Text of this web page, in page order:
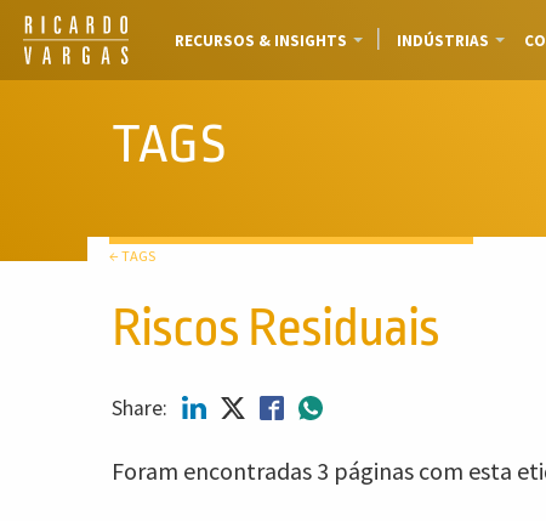
RECURSOS & INSIGHTS INDÚSTRIAS
TAGS
← TAGS
Riscos Residuais
Share:
Foram encontradas 3 páginas com esta